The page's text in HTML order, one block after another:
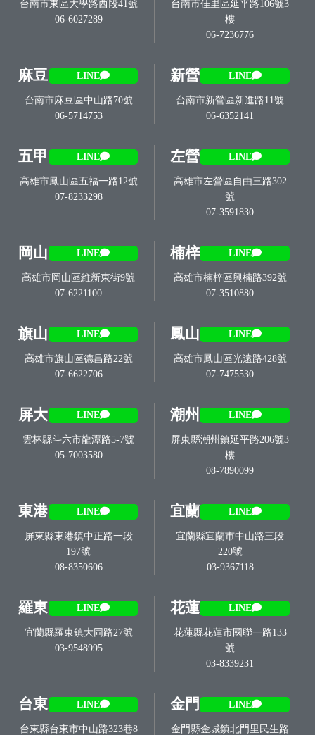
台南市東區大學路西段41號
06-6027289
台南市佳里區延平路106號3
樓
06-7236776
麻豆 LINE
台南市麻豆區中山路70號
06-5714753
新營 LINE
台南市新營區新進路11號
06-6352141
五甲 LINE
高雄市鳳山區五福一路12號
07-8233298
左營 LINE
高雄市左營區自由三路302
號
07-3591830
岡山 LINE
高雄市岡山區維新東街9號
07-6221100
楠梓 LINE
高雄市楠梓區興楠路392號
07-3510880
旗山 LINE
高雄市旗山區德昌路22號
07-6622706
鳳山 LINE
高雄市鳳山區光遠路428號
07-7475530
屏大 LINE
雲林縣斗六市龍潭路5-7號
05-7003580
潮州 LINE
屏東縣潮州鎮延平路206號3
樓
08-7890099
東港 LINE
屏東縣東港鎮中正路一段
197號
08-8350606
宜蘭 LINE
宜蘭縣宜蘭市中山路三段
220號
03-9367118
羅東 LINE
宜蘭縣羅東鎮大同路27號
03-9548995
花蓮 LINE
花蓮縣花蓮市國聯一路133
號
03-8339231
台東 LINE
台東縣台東市中山路323巷8
金門 LINE
金門縣金城鎮北門里民生路